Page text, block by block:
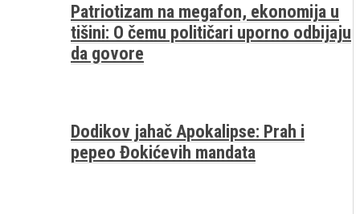
Patriotizam na megafon, ekonomija u
tišini: O čemu političari uporno odbijaju
da govore
Dodikov jahač Apokalipse: Prah i
pepeo Đokićevih mandata